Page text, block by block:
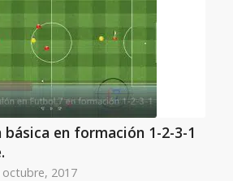
en formación 1-2-3-1
octubre, 2017